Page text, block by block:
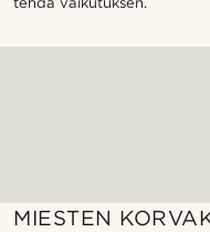
MIESTEN